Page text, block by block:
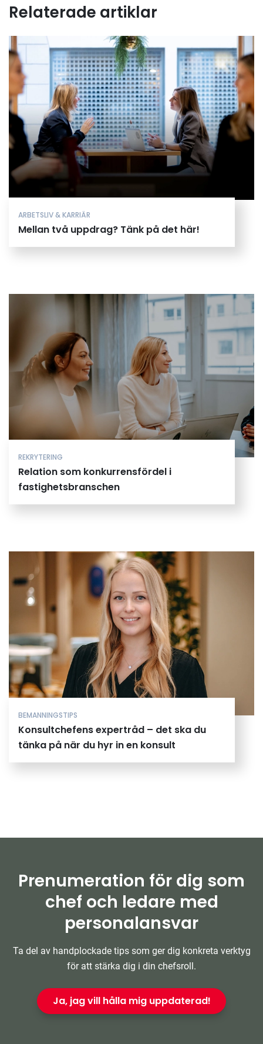
Relaterade artiklar
ARBETSLIV & KARRIÄR
Mellan två uppdrag? Tänk på det här!
REKRYTERING
Relation som konkurrensfördel i
fastighetsbranschen
BEMANNINGSTIPS
Konsultchefens expertråd – det ska du
tänka på när du hyr in en konsult
Prenumeration för dig som
chef och ledare med
personalansvar
Ta del av handplockade tips som ger dig konkreta verktyg
för att stärka dig i din chefsroll.
Ja, jag vill hålla mig uppdaterad!